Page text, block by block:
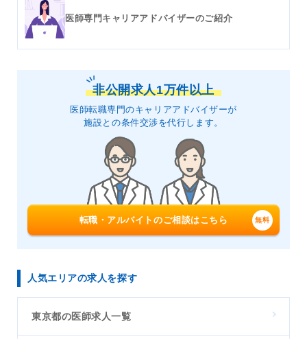
医師専門キャリアアドバイザーのご紹介
非公開求人1万件以上
医師転職専門のキャリアアドバイザーが
施設との条件交渉を代行します。
転職・アルバイトのご相談はこちら
人気エリアの求人を探す
東京都の医師求人一覧